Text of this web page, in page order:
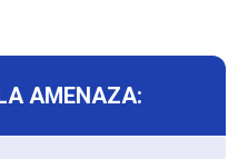
AMENAZA: